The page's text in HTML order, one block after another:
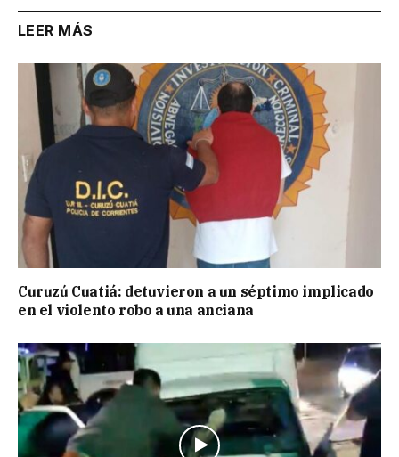
LEER MÁS
Curuzú Cuatiá: detuvieron a un séptimo implicado
en el violento robo a una anciana